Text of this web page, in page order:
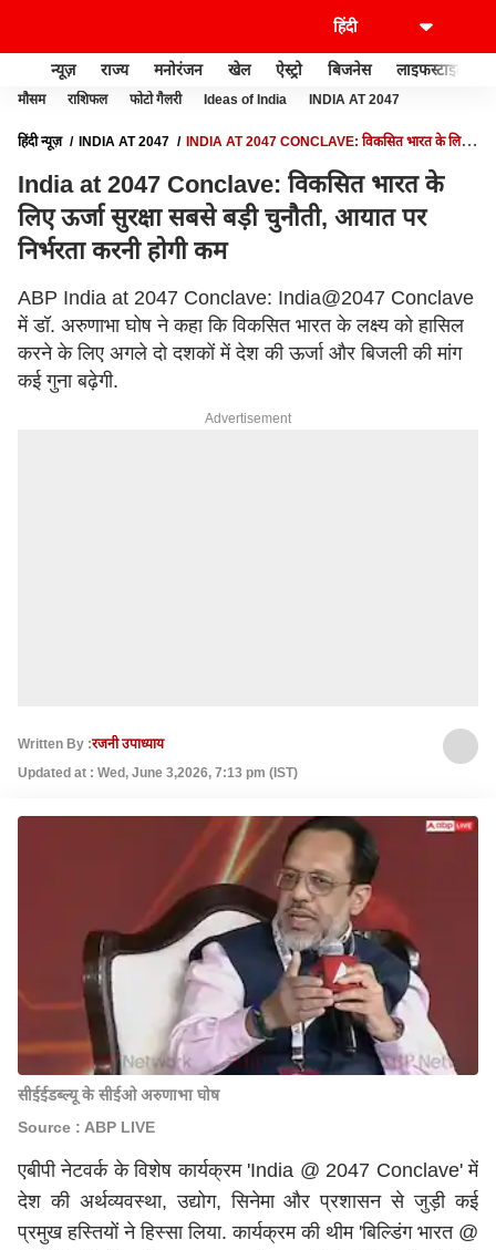
न्यूज़ राज्य मनोरंजन खेल ऐस्ट्रो बिजनेस लाइफस्टाइल
मौसम राशिफल फोटो गैलरी Ideas of India INDIA AT 2047
हिंदी न्यूज़ INDIA AT 2047
INDIA AT 2047 CONCLAVE: विकसित भारत के लिए
India at 2047 Conclave: विकसित भारत के
लिए ऊर्जा सुरक्षा सबसे बड़ी चुनौती, आयात पर
निर्भरता करनी होगी कम
ABP India at 2047 Conclave: India@2047 Conclave
में डॉ. अरुणाभा घोष ने कहा कि विकसित भारत के लक्ष्य को हासिल
करने के लिए अगले दो दशकों में देश की ऊर्जा और बिजली की मांग
कई गुना बढ़ेगी.
Advertisement
Written By :रजनी उपाध्याय
Updated at : Wed, June 3,2026, 7:13 pm (IST)
सीईईडब्ल्यू के सीईओ अरुणाभा घोष
Source : ABP LIVE
एबीपी नेटवर्क के विशेष कार्यक्रम 'India @ 2047 Conclave' में
देश की अर्थव्यवस्था, उद्योग, सिनेमा और प्रशासन से जुड़ी कई
प्रमुख हस्तियों ने हिस्सा लिया. कार्यक्रम की थीम 'बिल्डिंग भारत @